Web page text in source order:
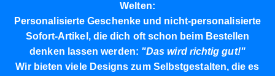
Welten:
Personalisierte Geschenkeund nicht-personalisierte
Sofort-Artikel , die dich oft schon beim Bestellen
denken lassen werden: "Das wird richtig gut!"
Wir bieten viele Designs zum Selbstgestalten, die es